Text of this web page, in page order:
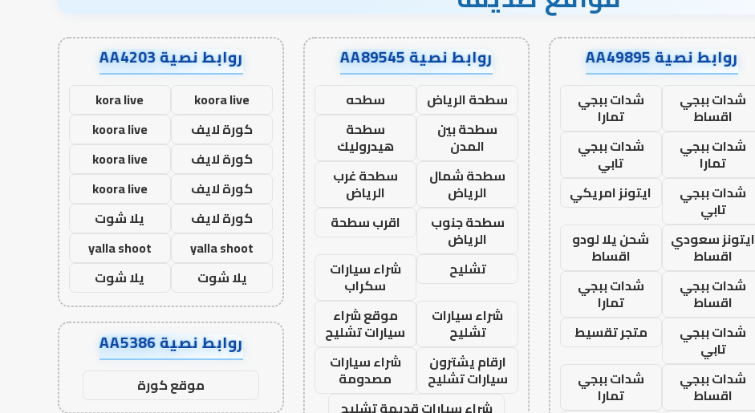
روابط نصية AA49895
شدات ببجي
اقساط
شدات ببجي
تمارا
شدات ببجي
تمارا
شدات ببجي
تابي
شدات ببجي
تابي
ايتونز امريكي
ايتونز سعودي
اقساط
شحن يلا لودو
اقساط
شدات ببجي
اقساط
شدات ببجي
تمارا
شدات ببجي
تابي
متجر تقسيط
شدات ببجي
اقساط
شدات ببجي
تمارا
روابط نصية AA89545
سطحة الرياض
سطحه
سطحة بين
المدن
سطحة
هيدروليك
سطحة شمال
الرياض
سطحة غرب
الرياض
سطحة جنوب
الرياض
اقرب سطحة
تشليح
شراء سيارات
سكراب
شراء سيارات
تشليح
موقع شراء
سيارات تشليح
ارقام يشترون
سيارات تشليح
شراء سيارات
مصدومة
روابط نصية AA4203
koora live
kora live
كورة لايف
koora live
كورة لايف
koora live
كورة لايف
koora live
كورة لايف
يلا شوت
yalla shoot
yalla shoot
يلا شوت
يلا شوت
روابط نصية AA5386
موقع كورة